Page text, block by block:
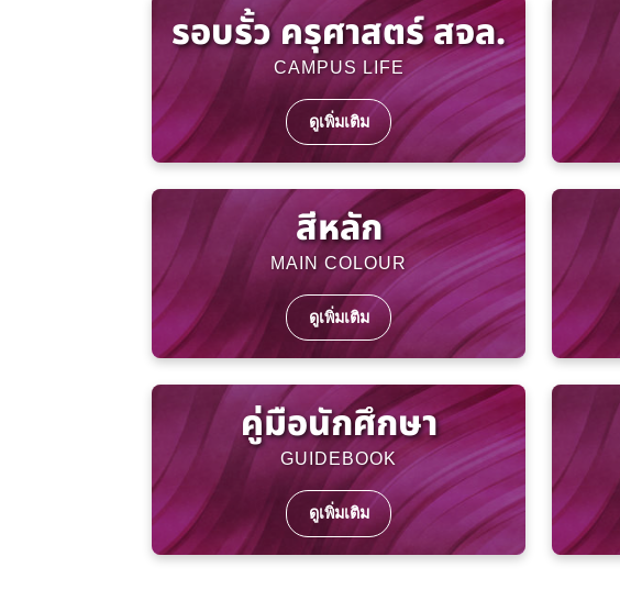
รอบรั้ว ครุศาสตร์ สจล.
CAMPUS LIFE
ดูเพิ่มเติม
สีหลัก
MAIN COLOUR
ดูเพิ่มเติม
คู่มือนักศึกษา
GUIDEBOOK
ดูเพิ่มเติม